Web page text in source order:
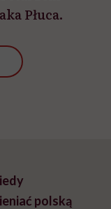
Płuca.
polską